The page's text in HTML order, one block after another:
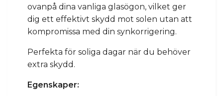
ovanpå dina vanliga glasögon, vilket ger
dig ett effektivt skydd mot solen utan att
kompromissa med din synkorrigering.
Perfekta för soliga dagar när du behöver
extra skydd.
Egenskaper: